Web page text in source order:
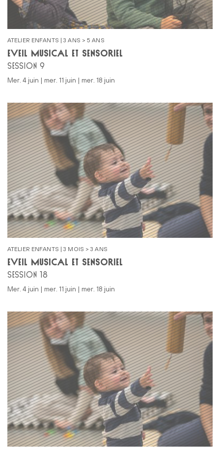
ATELIER ENFANTS | 3 ANS > 5 ANS
ÉVEIL MUSICAL ET SENSORIEL
SESSION 9
mer. 4 juin | mer. 11 juin | mer. 18 juin
ATELIER ENFANTS | 3 MOIS > 3 ANS
ÉVEIL MUSICAL ET SENSORIEL
SESSION 18
mer. 4 juin | mer. 11 juin | mer. 18 juin